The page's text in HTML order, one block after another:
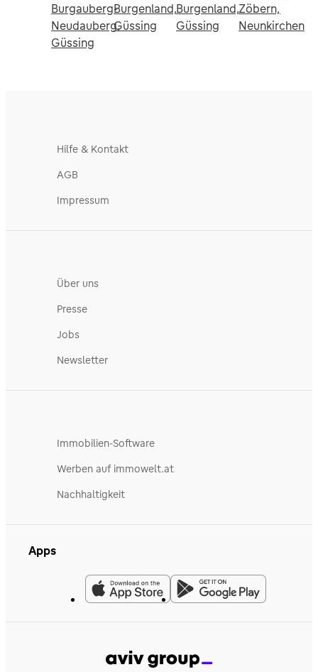
Burgauberg-
Neudauberg,
Güssing
Burgenland,
Güssing
Burgenland,
Güssing
Zöbern,
Neunkirchen
Hilfe & Kontakt
AGB
Impressum
Über uns
Presse
Jobs
Newsletter
Immobilien-Software
Werben auf immowelt.at
Nachhaltigkeit
Apps